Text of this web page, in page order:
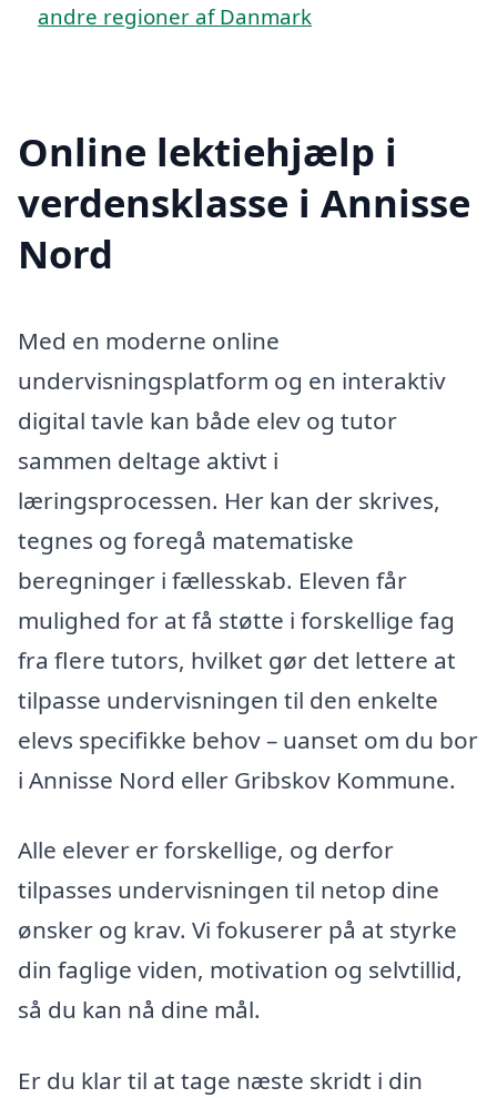
andre regioner af Danmark
Online lektiehjælp i
verdensklasse i Annisse
Nord
Med en moderne online
undervisningsplatform og en interaktiv
digital tavle kan både elev og tutor
sammen deltage aktivt i
læringsprocessen. Her kan der skrives,
tegnes og foregå matematiske
beregninger i fællesskab. Eleven får
mulighed for at få støtte i forskellige fag
fra flere tutors, hvilket gør det lettere at
tilpasse undervisningen til den enkelte
elevs specifikke behov – uanset om du bor
i Annisse Nord eller Gribskov Kommune.
Alle elever er forskellige, og derfor
tilpasses undervisningen til netop dine
ønsker og krav. Vi fokuserer på at styrke
din faglige viden, motivation og selvtillid,
så du kan nå dine mål.
Er du klar til at tage næste skridt i din